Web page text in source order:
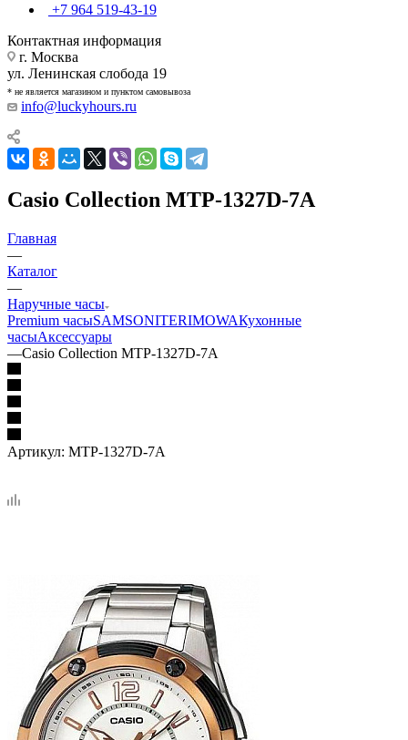
+7 964 519-43-19
Контактная информация
г. Москва
ул. Ленинская слобода 19
* не является магазином и пунктом самовывоза
info@luckyhours.ru
Casio Collection MTP-1327D-7A
Главная
—
Каталог
—
Наручные часы
Premium часыSAMSONITERIMOWAКухонные
часыАксессуары
—Casio Collection MTP-1327D-7A
Артикул: MTP-1327D-7A